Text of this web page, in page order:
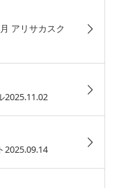
アリサカスク
2025.11.02
2025.09.14